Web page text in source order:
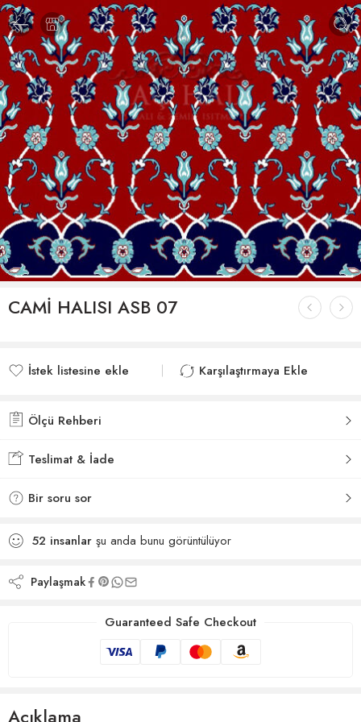
CAMİ HALISI ASB 07
İstek listesine ekle
Karşılaştırmaya Ekle
Ölçü Rehberi
Teslimat & İade
Bir soru sor
52 insanlar şu anda bunu görüntülüyor
Paylaşmak
Guaranteed Safe Checkout
Açıklama